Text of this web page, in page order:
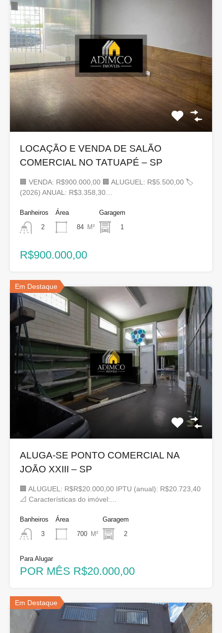
LOCAÇÃO E VENDA DE SALÃO
COMERCIAL NO TATUAPÉ – SP
🏢 VENDA: R$900.000,00 🏢 ALUGUEL: R$5.500,00 🏷
(2026) ANUAL: R$3.358,30…
Banheiros
2
Área
84 M²
Garagem
1
R$900.000,00
Em Destaque
ALUGA-SE PONTO COMERCIAL NA
JOÃO XXIII – SP
🏢 ALUGUEL: R$R$20.000,00 IPTU (anual): R$20.723,40
📐 Características do imóvel:…
Banheiros
3
Área
700 M²
Garagem
2
Para Alugar
POR MÊS R$20.000,00
Em Destaque